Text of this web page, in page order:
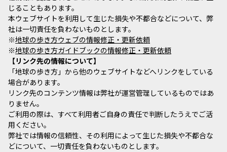
じることもあります。
本ウェブサイトを利用して生じた損失や不都合などについて、弊
社は一切責任を負わないものとします。
※地球の歩き方ウェブの情報修正・更新依頼
※地球の歩き方ガイドブックの情報修正・更新依頼
リンク先の情報について
「地球の歩き方」から他のウェブサイトなどへリンクをしている
場合があります。
リンク先のコンテンツ情報は弊社が運営管理しているものではあ
りません。
ご利用の際は、すべて利用者ご自身の責任で判断したうえでご活
用ください。
弊社では情報の信頼性、その利用によって生じた損失や不都合な
どについて、一切責任を負わないものとします。